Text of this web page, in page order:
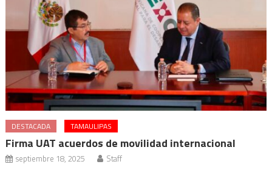
DESTACADA TAMAULIPAS
Firma UAT acuerdos de movilidad internacional
septiembre 18, 2025 Staff